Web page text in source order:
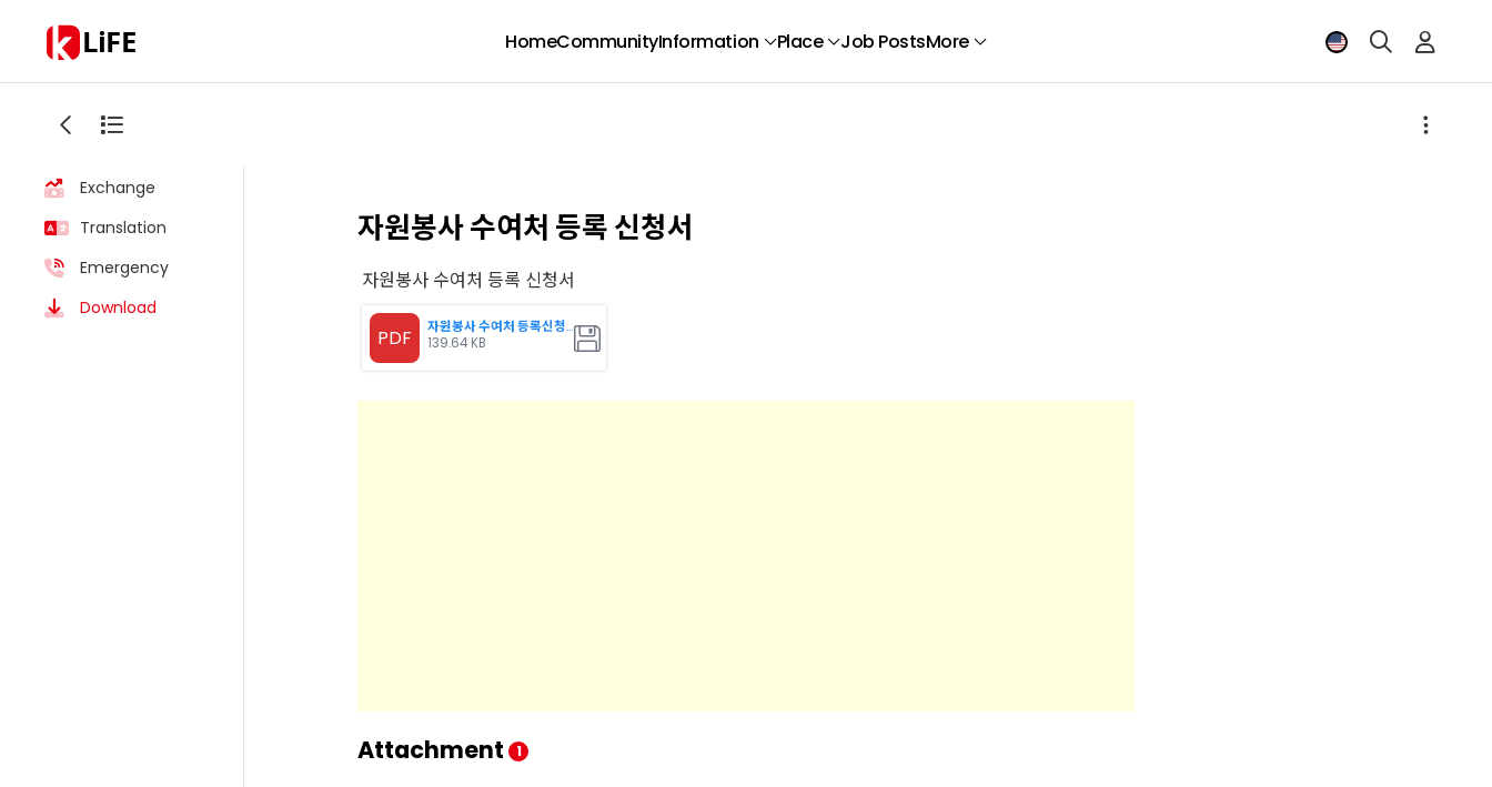
LiFE HomeCommunityInformation Place Job PostsMore
Exchange
Translation
Emergency
Download
자원봉사 수여처 등록 신청서
자원봉사 수여처 등록 신청서
PDF
자원봉사 수여처 등록신청서
139.64 KB
Attachment 1